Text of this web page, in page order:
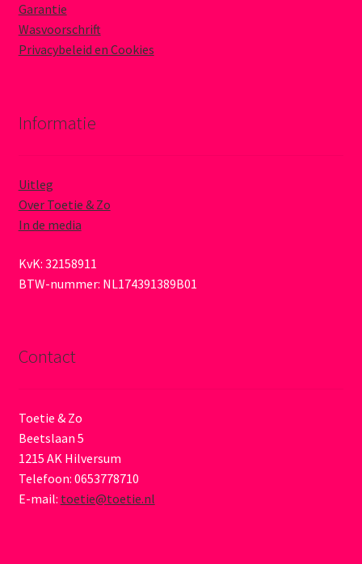
Garantie
Wasvoorschrift
Privacybeleid en Cookies
Informatie
Uitleg
Over Toetie & Zo
In de media
KvK: 32158911
BTW-nummer: NL174391389B01
Contact
Toetie & Zo
Beetslaan 5
1215 AK Hilversum
Telefoon: 0653778710
E-mail: toetie@toetie.nl